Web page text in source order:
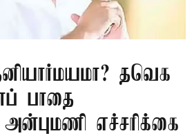
தவெக
பாதை
எச்சரிக்கை